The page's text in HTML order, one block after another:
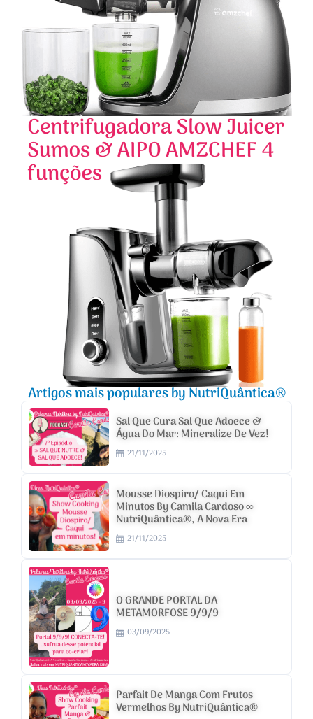
Artigos mais populares by NutriQuântica®
Sal Que Cura Sal Que Adoece &
Água Do Mar: Mineralize De Vez!
21/11/2025
Mousse Diospiro/ Caqui Em
Minutos By Camila Cardoso ∞
NutriQuântica®, A Nova Era
21/11/2025
O GRANDE PORTAL DA
METAMORFOSE 9/9/9
03/09/2025
Parfait De Manga Com Frutos
Vermelhos By NutriQuântica®